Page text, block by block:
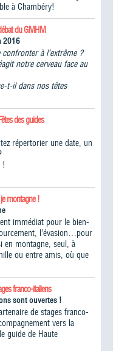
à Chambéry!
du GMHM
2016
à l’extrême ?
notre cerveau face au
t-il dans nos têtes
des guides
répertorier une date, un
!
montagne !
immédiat pour le bien-
l’évasion…pour
en montagne, seul, à
ou entre amis, où que
franco-italiens
sont ouvertes !
de stages franco-
vers la
guide de Haute